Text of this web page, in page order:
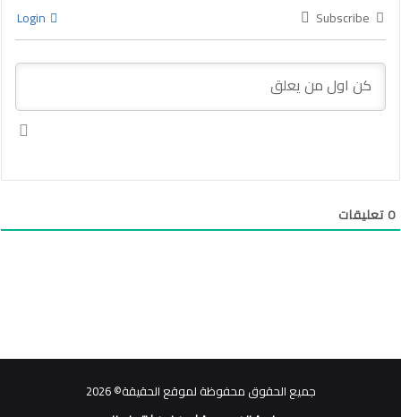
Subscribe
0تعليقات
جميع الحقوق محفوظة لموقع الحقيقة© 2026